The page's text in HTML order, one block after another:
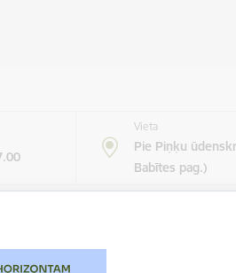
Vieta
Pie Piņķu
Babītes pag.)
pludmales volejbola laukumos